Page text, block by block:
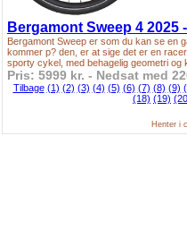
Bergamont Sweep 4 2025
Bergamont Sweep er som du kan se en
kommer p? den, er at sige det er en
sporty cykel, med behagelig geometri og
Pris: 5999 kr. - Nedsat med
Tilbage (1) (2) (3) (4) (5) (6) (7) (8) (9)
(18) (19)
Henter i